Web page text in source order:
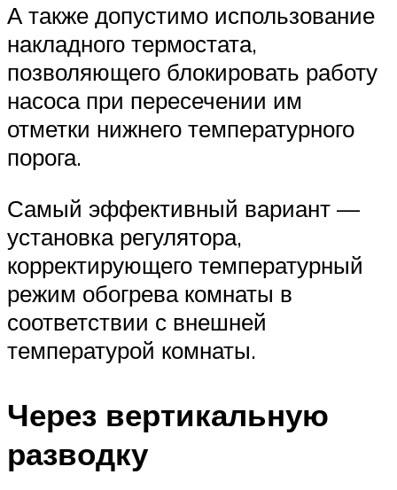
А также допустимо использование
накладного термостата,
позволяющего блокировать работу
насоса при пересечении им
отметки нижнего температурного
порога.
Самый эффективный вариант —
установка регулятора,
корректирующего температурный
режим обогрева комнаты в
соответствии с внешней
температурой комнаты.
Через вертикальную
разводку